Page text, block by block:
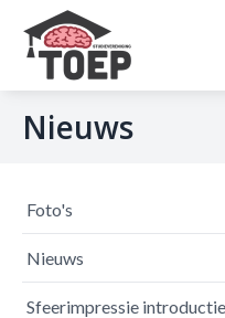
Nieuws
Foto's
Nieuws
Sfeerimpressie